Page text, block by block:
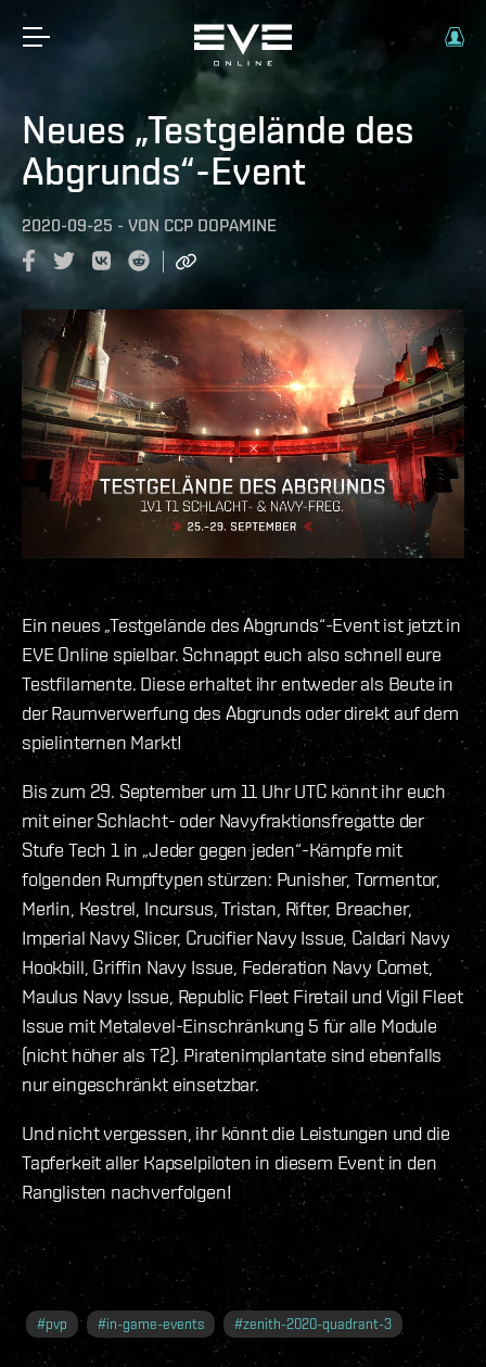
Neues „Testgelände des
Abgrunds“-Event
2020-09-25 - VON CCP DOPAMINE
Ein neues „Testgelände des Abgrunds“-Event ist jetzt in
EVE Online spielbar. Schnappt euch also schnell eure
Testfilamente. Diese erhaltet ihr entweder als Beute in
der Raumverwerfung des Abgrunds oder direkt auf dem
spielinternen Markt!
Bis zum 29. September um 11 Uhr UTC könnt ihr euch
mit einer Schlacht- oder Navyfraktionsfregatte der
Stufe Tech 1 in „Jeder gegen jeden“-Kämpfe mit
folgenden Rumpftypen stürzen: Punisher, Tormentor,
Merlin, Kestrel, Incursus, Tristan, Rifter, Breacher,
Imperial Navy Slicer, Crucifier Navy Issue, Caldari Navy
Hookbill, Griffin Navy Issue, Federation Navy Comet,
Maulus Navy Issue, Republic Fleet Firetail und Vigil Fleet
Issue mit Metalevel-Einschränkung 5 für alle Module
(nicht höher als T2). Piratenimplantate sind ebenfalls
nur eingeschränkt einsetzbar.
Und nicht vergessen, ihr könnt die Leistungen und die
Tapferkeit aller Kapselpiloten in diesem Event in den
Ranglisten nachverfolgen!
#pvp #in-game-events #zenith-2020-quadrant-3